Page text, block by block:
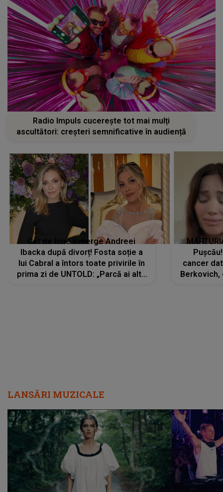
Radio Impuls cucerește tot mai mulți
ascultători: creșteri semnificative în audiență
Cât de bine îi merge Andreei
Ibacka după divorț! Fosta soție a
lui Cabral a întors toate privirile în
prima zi de UNTOLD: „Parcă ai altă
cancer
LANSĂRI MUZICALE